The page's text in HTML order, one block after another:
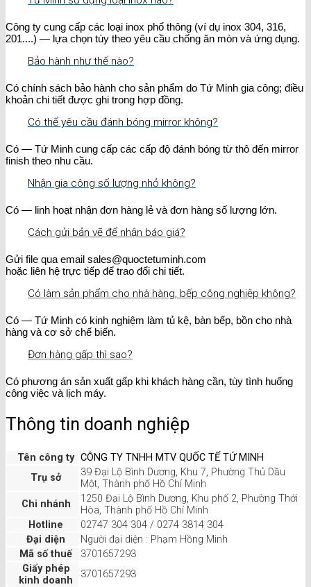
Công ty cung cấp các loại inox phổ thông (ví dụ inox 304, 316,
201....) — lựa chọn tùy theo yêu cầu chống ăn mòn và ứng dụng.
Bảo hành như thế nào?
Có chính sách bảo hành cho sản phẩm do Tứ Minh gia công; điều
khoản chi tiết được ghi trong hợp đồng.
Có thể yêu cầu đánh bóng mirror không?
Có — Tứ Minh cung cấp các cấp độ đánh bóng từ thô đến mirror
finish theo nhu cầu.
Nhận gia công số lượng nhỏ không?
Có — linh hoạt nhận đơn hàng lẻ và đơn hàng số lượng lớn.
Cách gửi bản vẽ để nhận báo giá?
Gửi file qua email sales@quoctetuminh.com
hoặc liên hệ trực tiếp để trao đổi chi tiết.
Có làm sản phẩm cho nhà hàng, bếp công nghiệp không?
Có — Tứ Minh có kinh nghiệm làm tủ kệ, bàn bếp, bồn cho nhà
hàng và cơ sở chế biến.
Đơn hàng gấp thì sao?
Có phương án sản xuất gấp khi khách hàng cần, tùy tình huống
công việc và lịch máy.
Thông tin doanh nghiệp
Tên công ty CÔNG TY TNHH MTV QUỐC TẾ TỨ MINH
Trụ sở
39 Đại Lộ Bình Dương, Khu 7, Phường Thủ Dầu
Một, Thành phố Hồ Chí Minh
Chi nhánh
1250 Đại Lộ Bình Dương, Khu phố 2, Phường Thới
Hòa, Thành phố Hồ Chí Minh
Hotline
02747 304 304 / 0274 3814 304
Đại diện
Người đại diện : Phạm Hồng Minh
Mã số thuế
3701657293
Giấy phép
kinh doanh
3701657293